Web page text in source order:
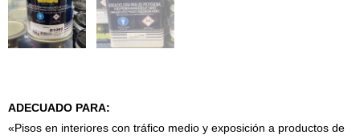
ADECUADO PARA:
«Pisos en interiores con tráfico medio y exposición a productos de